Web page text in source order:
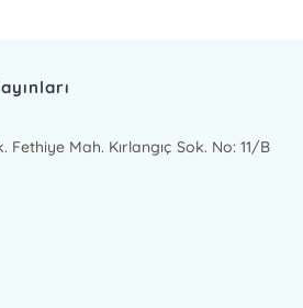
Mah. Kırlangıç Sok. No: 11/B